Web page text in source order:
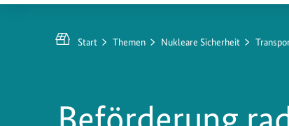
Umwelt,
Klimaschutz,
Start Themen Nukleare Sicherheit